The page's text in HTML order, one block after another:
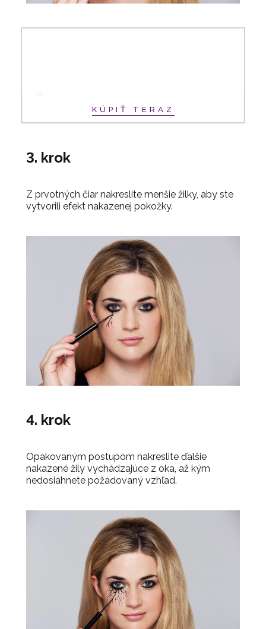
KÚPIŤ TERAZ
3. krok
Z prvotných čiar nakreslite menšie žilky, aby ste
vytvorili efekt nakazenej pokožky.
4. krok
Opakovaným postupom nakreslite ďalšie
nakazené žily vychádzajúce z oka, až kým
nedosiahnete požadovaný vzhľad.